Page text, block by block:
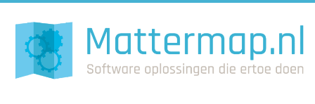
naar
inhoud